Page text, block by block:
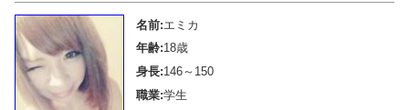
名前:エミカ
年齢:18歳
身長:146～150
職業:学生